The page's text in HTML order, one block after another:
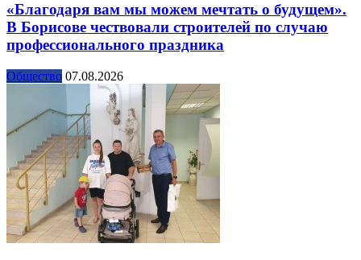
«Благодаря вам мы можем мечтать о будущем».
В Борисове чествовали строителей по случаю
профессионального праздника
Общество 07.08.2026